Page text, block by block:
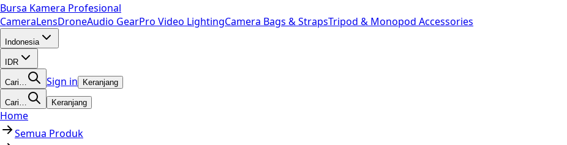
Bursa Kamera Profesional
CameraLensDroneAudio GearPro Video LightingCamera Bags & StrapsTripod & Monopod Accessories
Indonesia
IDR
Cari… Sign in Keranjang
Cari… Keranjang
Home
Semua Produk